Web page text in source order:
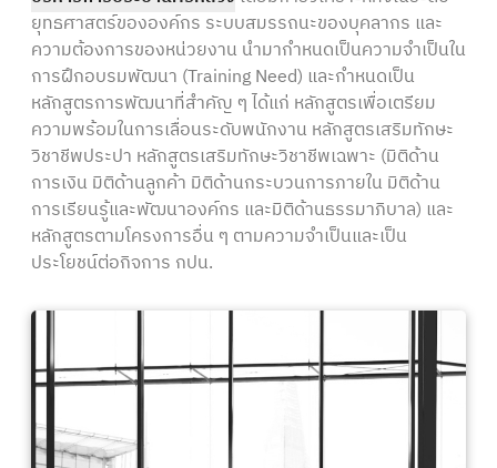
ยุทธศาสตร์ขององค์กร ระบบสมรรถนะของบุคลากร และ
ความต้องการของหน่วยงาน นำมากำหนดเป็นความจำเป็นใน
การฝึกอบรมพัฒนา (Training Need) และกำหนดเป็น
หลักสูตรการพัฒนาที่สำคัญ ๆ ได้แก่ หลักสูตรเพื่อเตรียม
ความพร้อมในการเลื่อนระดับพนักงาน หลักสูตรเสริมทักษะ
วิชาชีพประปา หลักสูตรเสริมทักษะวิชาชีพเฉพาะ (มิติด้าน
การเงิน มิติด้านลูกค้า มิติด้านกระบวนการภายใน มิติด้าน
การเรียนรู้และพัฒนาองค์กร และมิติด้านธรรมาภิบาล) และ
หลักสูตรตามโครงการอื่น ๆ ตามความจำเป็นและเป็น
ประโยชน์ต่อกิจการ กปน.